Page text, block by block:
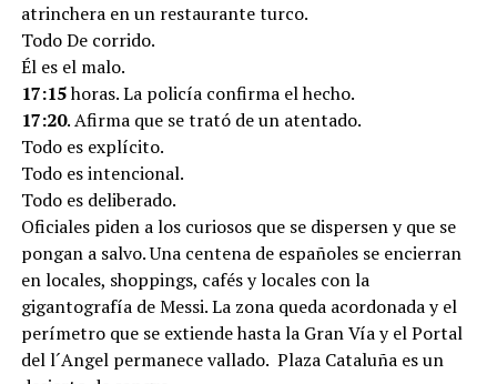
atrinchera en un restaurante turco.
Todo De corrido.
Él es el malo.
17:15horas. La policía confirma el hecho.
17:20. Afirma que se trató de un atentado.
Todo es explícito.
Todo es intencional.
Todo es deliberado.
Oficiales piden a los curiosos que se dispersen y que se
pongan a salvo. Una centena de españoles se encierran
en locales, shoppings, cafés y locales con la
gigantografía de Messi. La zona queda acordonada y el
perímetro que se extiende hasta la Gran Vía y el Portal
del l´Angel permanece vallado. Plaza Cataluña es un